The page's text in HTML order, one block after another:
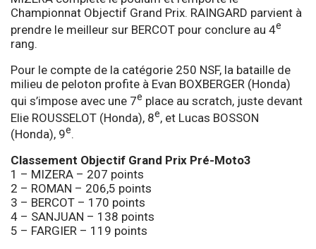
Championnat Objectif Grand Prix. RAINGARD parvient à
prendre le meilleur sur BERCOT pour conclure au 4e
rang.
Pour le compte de la catégorie 250 NSF, la bataille de
milieu de peloton profite à Evan BOXBERGER (Honda)
qui s’impose avec une 7e place au scratch, juste devant
Elie ROUSSELOT (Honda), 8e, et Lucas BOSSON
(Honda), 9e.
Classement Objectif Grand Prix Pré-Moto3
1 – MIZERA – 207 points
2 – ROMAN – 206,5 points
3 – BERCOT – 170 points
4 – SANJUAN – 138 points
5 – FARGIER – 119 points